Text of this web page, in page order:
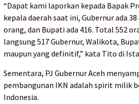
“Dapat kami laporkan kepada Bapak
kepala daerah saat ini, Gubernur ada
orang, dan Bupati ada 416. Total 552
langsung 517 Gubernur, Walikota,
maupun yang definitif,” kata Tito di
Sementara, PJ Gubernur Aceh
pembangunan IKN adalah spirit milik
Indonesia.